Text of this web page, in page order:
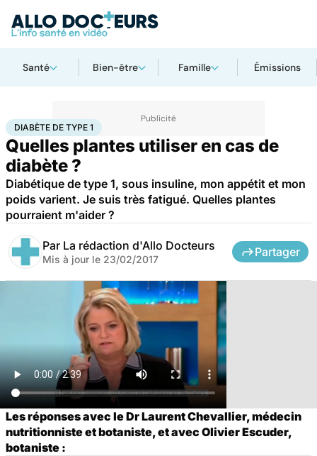
Santé Bien-être Famille Émissions
AccueilBien-êtreDiabète de type 1
DIABÈTE DE TYPE 1
Quelles plantes utiliser en cas de
diabète ?
Diabétique de type 1, sous insuline, mon appétit et mon
poids varient. Je suis très fatigué. Quelles plantes
pourraient m'aider ?
Par La rédaction d'Allo Docteurs
Mis à jour le 23/02/2017
Partager
Les réponses avec le Dr Laurent Chevallier, médecin
nutritionniste et botaniste, et avec Olivier Escuder,
botaniste :